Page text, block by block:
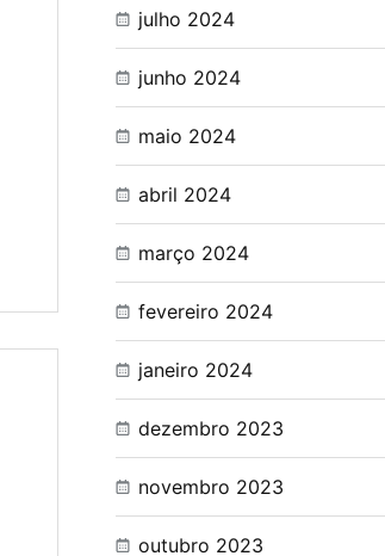
julho 2024
junho 2024
maio 2024
abril 2024
março 2024
fevereiro 2024
janeiro 2024
dezembro 2023
novembro 2023
outubro 2023